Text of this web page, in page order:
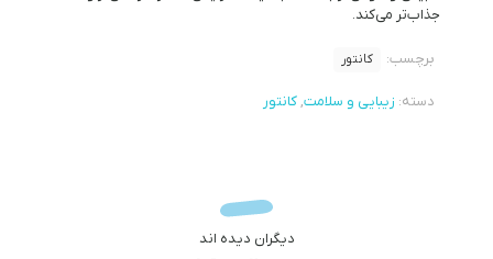
جذاب‌تر می‌کند.
برچسب: کانتور
دسته: زیبایی و سلامت,کانتور
دیگران دیده اند